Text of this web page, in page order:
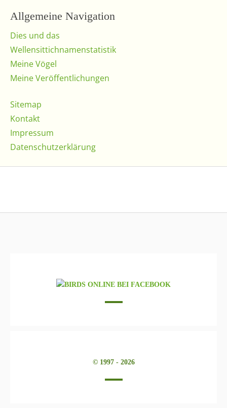
Allgemeine Navigation
Dies und das
Wellensittichnamenstatistik
Meine Vögel
Meine Veröffentlichungen
Sitemap
Kontakt
Impressum
Datenschutzerklärung
© 1997 - 2026